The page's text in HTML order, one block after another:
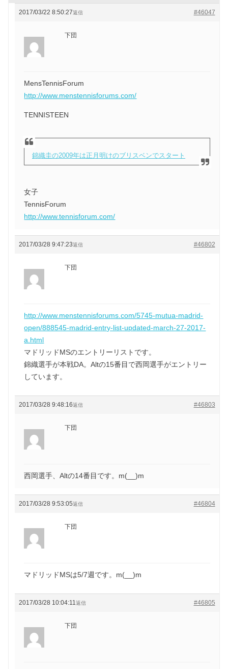
2017/03/22 8:50:27 #46047
返信
下団
MensTennisForum
http://www.menstennisforums.com/
TENNISTEEN
錦織圭の2009年は正月明けのブリスベンでスタート
女子
TennisForum
http://www.tennisforum.com/
2017/03/28 9:47:23 #46802
返信
下団
http://www.menstennisforums.com/5745-mutua-madrid-
open/888545-madrid-entry-list-updated-march-27-2017-
a.html
マドリッドMSのエントリーリストです。
錦織選手が本戦DA。Altの15番目で西岡選手がエントリー
しています。
2017/03/28 9:48:16 #46803
返信
下団
西岡選手、Altの14番目です。m(__)m
2017/03/28 9:53:05 #46804
返信
下団
マドリッドMSは5/7週です。m(__)m
2017/03/28 10:04:11 #46805
返信
下団